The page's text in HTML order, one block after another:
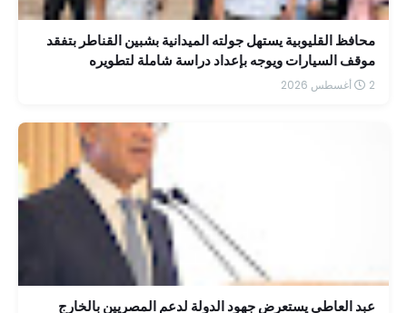
محافظ القليوبية يستهل جولته الميدانية بشبين القناطر بتفقد
موقف السيارات ويوجه بإعداد دراسة شاملة لتطويره
2 أغسطس 2026
عبد العاطي يستعرض جهود الدولة لدعم المصريين بالخارج